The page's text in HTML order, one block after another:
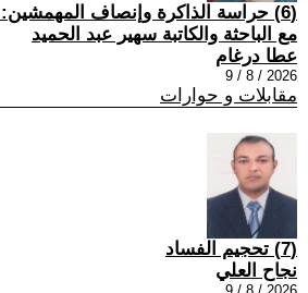
(6) حراسة الذاكرة وإنصاف
مع الباحثة والكاتبة سهير عبد الحميد
عطا درغام
2026 / 8 / 9
مقابلات و حوارات
(7) تحجيم الفساد
نجاح العلي